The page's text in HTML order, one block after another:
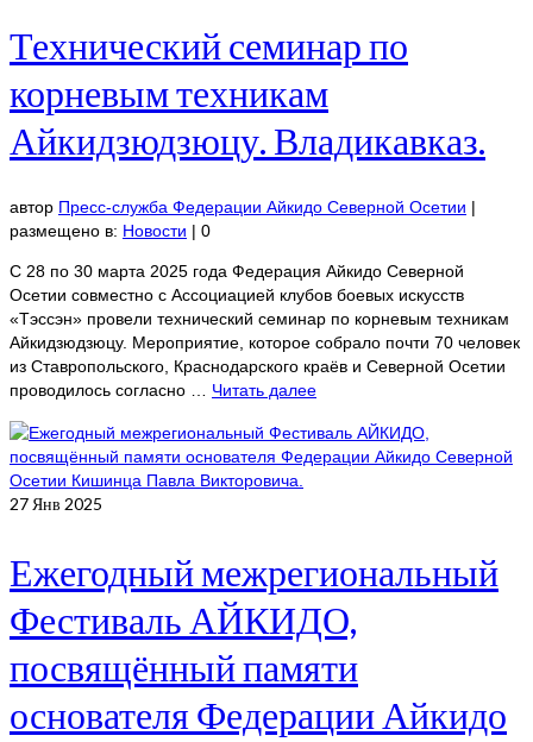
Технический семинар по
корневым техникам
Айкидзюдзюцу. Владикавказ.
автор Пресс-служба Федерации Айкидо Северной Осетии |
размещено в: Новости | 0
С 28 по 30 марта 2025 года Федерация Айкидо Северной
Осетии совместно с Ассоциацией клубов боевых искусств
«Тэссэн» провели технический семинар по корневым техникам
Айкидзюдзюцу. Мероприятие, которое собрало почти 70 человек
из Ставропольского, Краснодарского краёв и Северной Осетии
проводилось согласно … Читать далее
27 Янв 2025
Ежегодный межрегиональный
Фестиваль АЙКИДО,
посвящённый памяти
основателя Федерации Айкидо